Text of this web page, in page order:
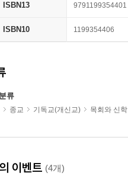
ISBN13 9791199354401
ISBN10 1199354406
류
종교 기독교(개신교) 목회와 신학
이벤트 (4개)